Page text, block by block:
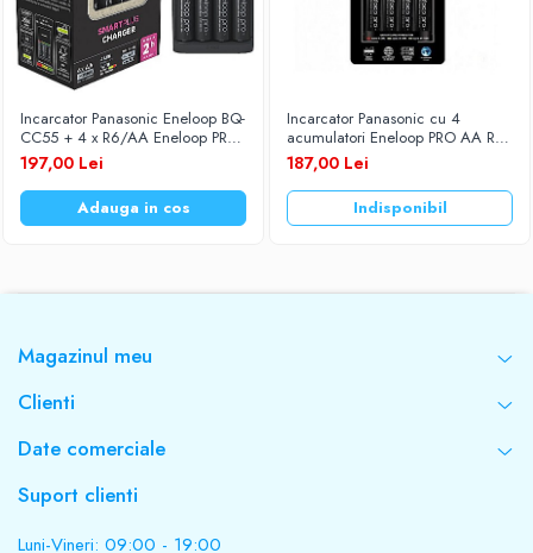
Incarcator Panasonic Eneloop BQ-
CC55 + 4 x R6/AA Eneloop PRO
2500mAh BK-3HCDE EKO
197,00 Lei
Adauga in cos
Incarcator Panasonic cu 4
acumulatori Eneloop PRO AA R6
2500mAh Ni-MH 1,2V Smart &
Quick K-KJ55HCD40E
187,00 Lei
Indisponibil
Magazinul meu
Clienti
Date comerciale
Suport clienti
Luni-Vineri: 09:00 - 19:00